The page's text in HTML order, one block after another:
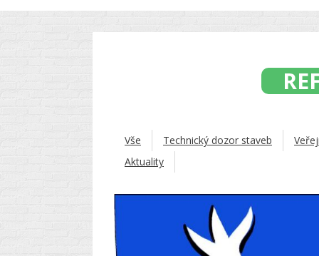
Vše Technický dozor staveb
Aktuality